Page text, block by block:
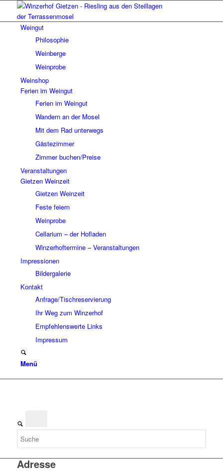
Weingut
Philosophie
Weinberge
Weinprobe
Weinshop
Ferien im Weingut
Ferien im Weingut
Wandern an der Mosel
Mit dem Rad unterwegs
Gästezimmer
Zimmer buchen/Preise
Veranstaltungen
Gietzen Weinzeit
Gietzen Weinzeit
Feste feiern
Weinprobe
Cellarium – der Hofladen
Winzerhoftermine – Veranstaltungen
Impressionen
Bildergalerie
Kontakt
Anfrage/Tischreservierung
Ihr Weg zum Winzerhof
Empfehlenswerte Links
Impressum
Menü
Adresse